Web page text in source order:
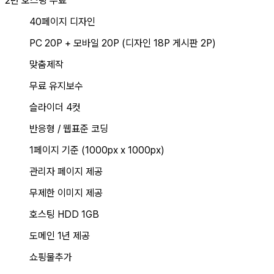
40페이지 디자인
PC 20P + 모바일 20P (디자인 18P 게시판 2P)
맞춤제작
무료 유지보수
슬라이더 4컷
반응형 / 웹표준 코딩
1페이지 기준 (1000px x 1000px)
관리자 페이지 제공
무제한 이미지 제공
호스팅 HDD 1GB
도메인 1년 제공
쇼핑물추가